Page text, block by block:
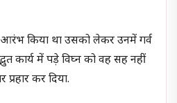
आरंभ किया था उसको लेकर उनमें गर्व
कार्य में पड़े विघ्न को वह सह नहीं
कर दिया.